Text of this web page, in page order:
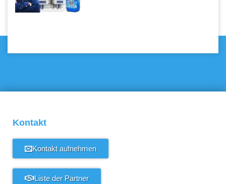
Kontakt
Kontakt aufnehmen
Liste der Partner